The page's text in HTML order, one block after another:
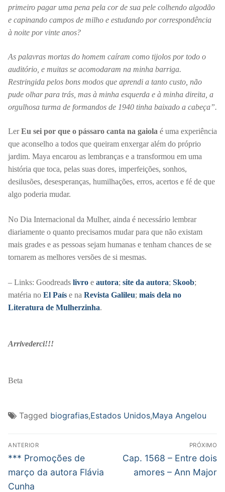
primeiro pagar uma pena pela cor de sua pele colhendo algodão
e capinando campos de milho e estudando por correspondência
à noite por vinte anos?
As palavras mortas do homem caíram como tijolos por todo o
auditório, e muitas se acomodaram na minha barriga.
Restringida pelos bons modos que aprendi a tanto custo, não
pude olhar para trás, mas à minha esquerda e à minha direita, a
orgulhosa turma de formandos de 1940 tinha baixado a cabeça”.
LerEu sei por que o pássaro canta na gaiola é uma experiência
que aconselho a todos que queiram enxergar além do próprio
jardim. Maya encarou as lembranças e a transformou em uma
história que toca, pelas suas dores, imperfeições, sonhos,
desilusões, desesperanças, humilhações, erros, acertos e fé de que
algo poderia mudar.
No Dia Internacional da Mulher, ainda é necessário lembrar
diariamente o quanto precisamos mudar para que não existam
mais grades e as pessoas sejam humanas e tenham chances de se
tornarem as melhores versões de si mesmas.
– Links: Goodreads livro e autora; site da autora; Skoob;
matéria no El País e na Revista Galileu; mais dela no
Literatura de Mulherzinha.
Arrivederci!!!
Beta
Tagged biografias,Estados Unidos,Maya Angelou
Navegação
de
Post
ANTERIOR
Post
anterior:
*** Promoções de
março da autora Flávia
Cunha
PRÓXIMO
Próximo
post:
Cap. 1568 – Entre dois
amores – Ann Major